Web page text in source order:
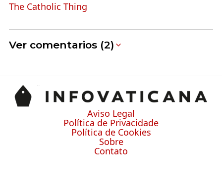
The Catholic Thing
Ver comentarios (2)
Aviso Legal
Política de Privacidade
Política de Cookies
Sobre
Contato